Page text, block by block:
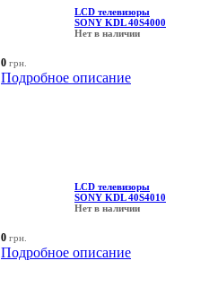
LCD телевизоры
SONY KDL 40S4000
Нет в наличии
0 грн.
Подробное описание
LCD телевизоры
SONY KDL 40S4010
Нет в наличии
0 грн.
Подробное описание